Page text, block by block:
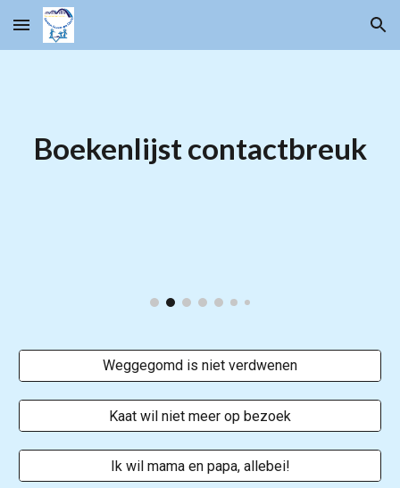
Skip to main content Skip to navigation
Boekenlijst contactbreuk
Weggegomd is niet verdwenen
Kaat wil niet meer op bezoek
Ik wil mama en papa, allebei!